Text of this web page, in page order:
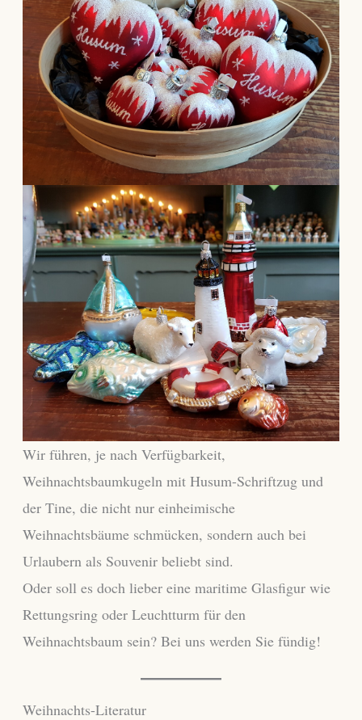
Wir führen, je nach Verfügbarkeit,
Weihnachtsbaumkugeln mit Husum-Schriftzug und
der Tine, die nicht nur einheimische
Weihnachtsbäume schmücken, sondern auch bei
Urlaubern als Souvenir beliebt sind.
Oder soll es doch lieber eine maritime Glasfigur wie
Rettungsring oder Leuchtturm für den
Weihnachtsbaum sein? Bei uns werden Sie fündig!
Weihnachts-Literatur